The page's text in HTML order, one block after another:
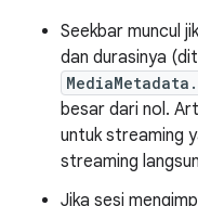
Seekbar muncul
dan durasinya
besar dari nol.
untuk streaming
streaming
Jika sesi